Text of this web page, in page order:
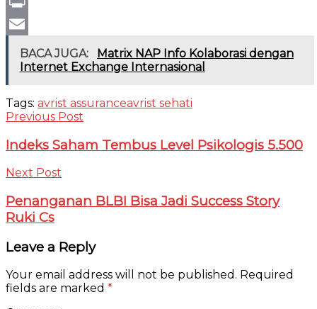
Print
Email
BACA JUGA:
Matrix NAP Info Kolaborasi dengan
Internet Exchange Internasional
Tags: avrist assuranceavrist sehati
Previous Post
Indeks Saham Tembus Level Psikologis 5.500
Next Post
Penanganan BLBI Bisa Jadi Success Story
Ruki Cs
Leave a Reply
Your email address will not be published. Required
fields are marked *